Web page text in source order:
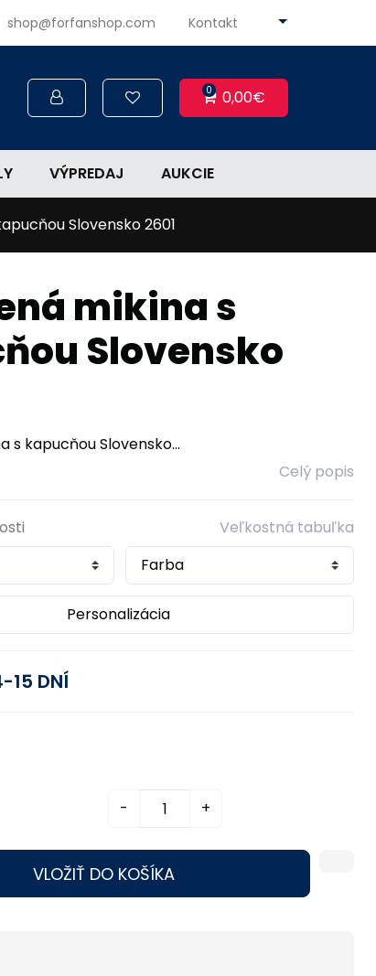
shop@forfanshop.com Kontakt
0 0,00€
VÝPREDAJ AUKCIE
Slovensko 2601
mikina s
Slovensko
s kapucňou Slovensko...
Celý popis
Veľkostná tabuľka
Personalizácia
15 DNÍ
- +
VLOŽIŤ DO KOŠÍKA